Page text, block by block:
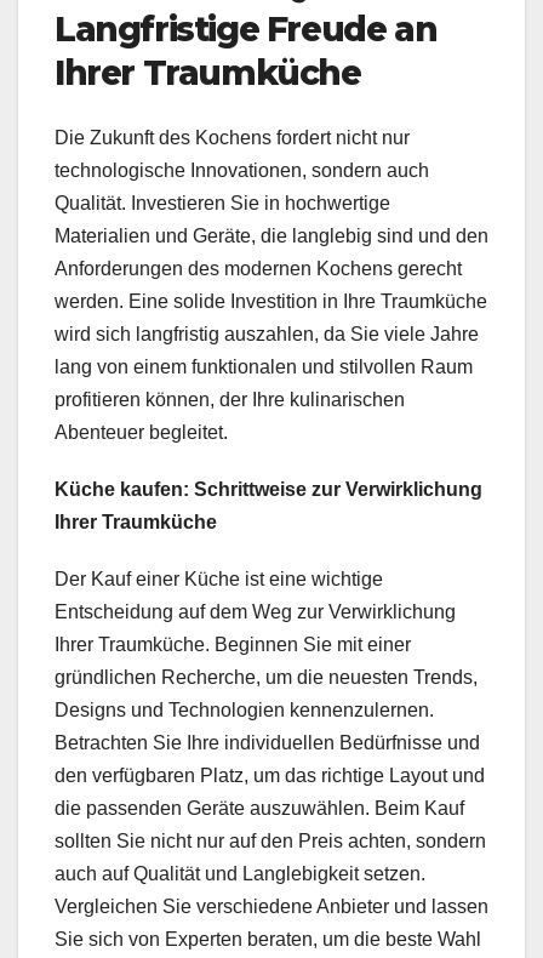
Langfristige Freude an
Ihrer Traumküche
Die Zukunft des Kochens fordert nicht nur
technologische Innovationen, sondern auch
Qualität. Investieren Sie in hochwertige
Materialien und Geräte, die langlebig sind und den
Anforderungen des modernen Kochens gerecht
werden. Eine solide Investition in Ihre Traumküche
wird sich langfristig auszahlen, da Sie viele Jahre
lang von einem funktionalen und stilvollen Raum
profitieren können, der Ihre kulinarischen
Abenteuer begleitet.
Küche kaufen: Schrittweise zur Verwirklichung
Ihrer Traumküche
Der Kauf einer Küche ist eine wichtige
Entscheidung auf dem Weg zur Verwirklichung
Ihrer Traumküche. Beginnen Sie mit einer
gründlichen Recherche, um die neuesten Trends,
Designs und Technologien kennenzulernen.
Betrachten Sie Ihre individuellen Bedürfnisse und
den verfügbaren Platz, um das richtige Layout und
die passenden Geräte auszuwählen. Beim Kauf
sollten Sie nicht nur auf den Preis achten, sondern
auch auf Qualität und Langlebigkeit setzen.
Vergleichen Sie verschiedene Anbieter und lassen
Sie sich von Experten beraten, um die beste Wahl